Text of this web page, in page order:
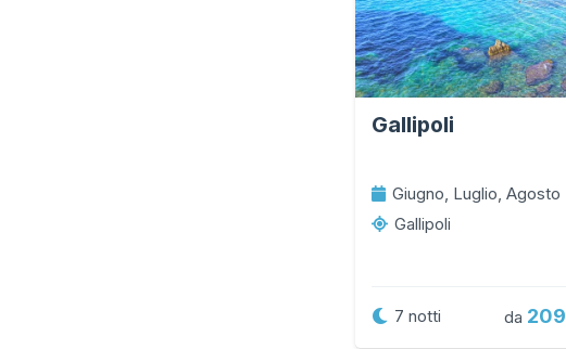
Gallipoli
Giugno, Luglio, Agosto
Gallipoli
7 notti da 209